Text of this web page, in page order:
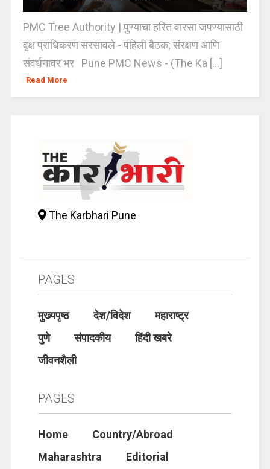
PMC Tree Authority | पुण्याचा हरित वारसा जपण्यासाठी
वृक्ष प्राधिकरण सरसावले - पहिली बैठक; संरक्षण आणि
संवर्धनावर भर Pune PMC News - (The Ka [...]
Read More
The Karbhari Pune
PAGES
मुख्यपृष्ठ देश/विदेश
महाराष्ट्र
पुणे
संपादकीय
हिंदी खबरे
जीवनशैली
PAGES
Home
Country/Abroad
Maharashtra
Editorial